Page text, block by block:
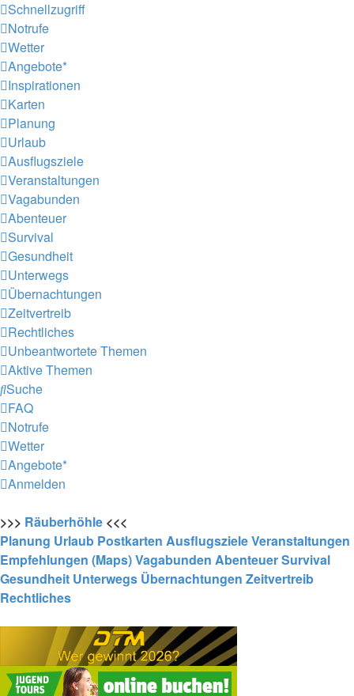
Schnellzugriff
Notrufe
Wetter
Angebote*
Inspirationen
Karten
Planung
Urlaub
Ausflugsziele
Veranstaltungen
Vagabunden
Abenteuer
Survival
Gesundheit
Unterwegs
Übernachtungen
Zeitvertreib
Rechtliches
Unbeantwortete Themen
Aktive Themen
Suche
FAQ
Notrufe
Wetter
Angebote*
Anmelden
>>> Räuberhöhle <<<
Planung Urlaub Postkarten AusflugszieleVeranstaltungen
Empfehlungen (Maps)Vagabunden AbenteuerSurvival
Gesundheit Unterwegs Übernachtungen Zeitvertreib
Rechtliches